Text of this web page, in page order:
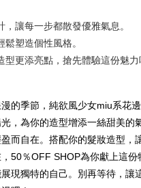
OP Pay Later]
oleh Taiwan Mobile dan
tanpa memerlukan permohonan
，讓每一步都散發優雅氣息。
塑造個性風格。
型更添亮點，搶先體驗這份魅力
的季節，純欲風少女miu系花
，為你的造型增添一絲甜美的
而自在。搭配你的髮妝造型，
50％OFF SHOP為你獻上這份
現獨特的自己。別再等待，讓